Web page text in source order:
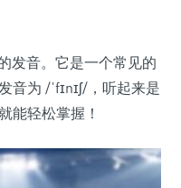
发音。它是一个常见的
音为 /ˈfɪnɪʃ/，听起来是
能轻松掌握！